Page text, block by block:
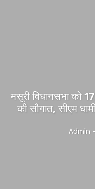
मसूरी विधानसभा को
की सौगात, सीएम
Admin